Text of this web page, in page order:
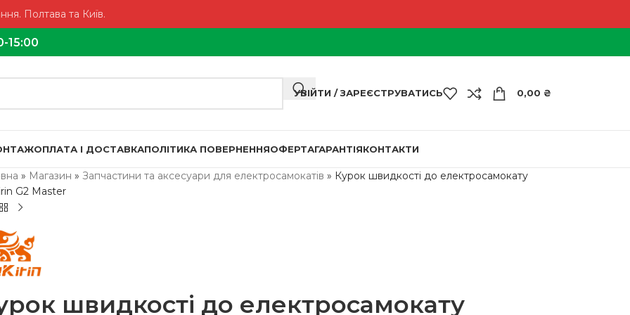
Полтава та Київ.
15:00
УВІЙТИ / ЗАРЕЄСТРУВАТИСЬ 0,00 ₴
ОПЛАТА І ДОСТАВКАПОЛІТИКА ПОВЕРНЕННЯОФЕРТАГАРАНТІЯКОНТАКТИ
» Магазин »Запчастини та аксесуари для електросамокатів » Курок швидкості до електросамокату
G2 Master
швидкості до електросамокату